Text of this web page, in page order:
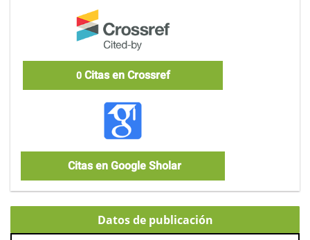
0Citas en Crossref
Citas en Google Sholar
Datos de publicación